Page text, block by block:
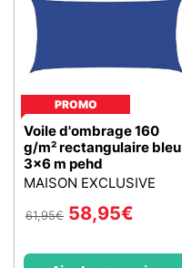
PROMO
Voile d'ombrage 160
g/m² rectangulaire bleu
3x6 m pehd
MAISON EXCLUSIVE
61,95€ 58,95€